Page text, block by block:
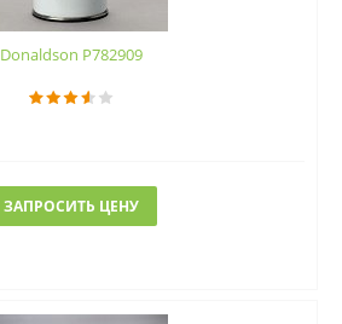
Donaldson P782909
ЗАПРОСИТЬ ЦЕНУ